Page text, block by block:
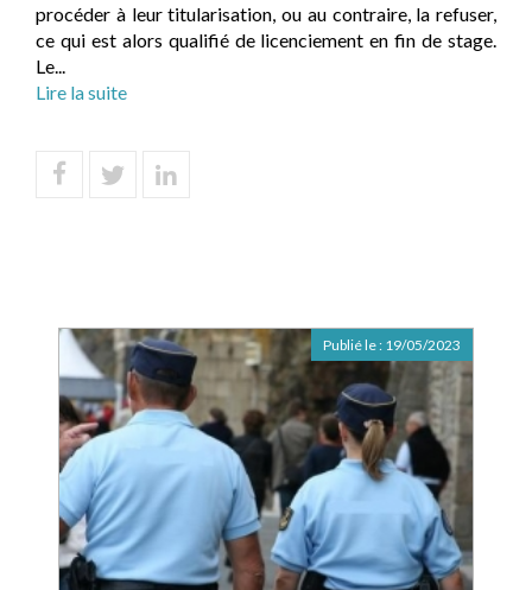
procéder à leur titularisation, ou au contraire, la refuser,
ce qui est alors qualifié de licenciement en fin de stage.
Le...
Lire la suite
Publié le : 19/05/2023